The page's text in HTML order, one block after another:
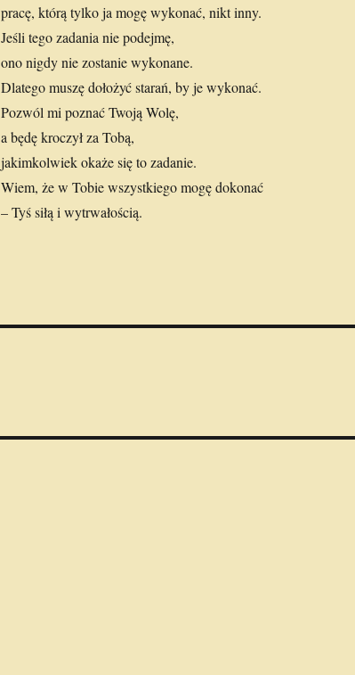
pracę, którą tylko ja mogę wykonać, nikt inny.
Jeśli tego zadania nie podejmę,
ono nigdy nie zostanie wykonane.
Dlatego muszę dołożyć starań, by je wykonać.
Pozwól mi poznać Twoją Wolę,
a będę kroczył za Tobą,
jakimkolwiek okaże się to zadanie.
Wiem, że w Tobie wszystkiego mogę dokonać
– Tyś siłą i wytrwałością.